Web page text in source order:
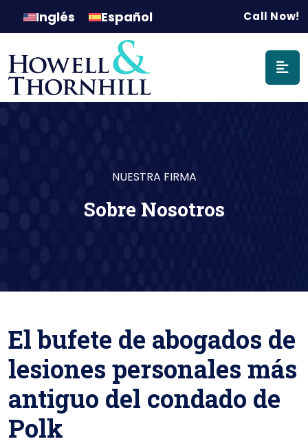
Inglés Español Call Now!
NUESTRA FIRMA
Sobre Nosotros
El bufete de abogados de
lesiones personales más
antiguo del condado de
Polk